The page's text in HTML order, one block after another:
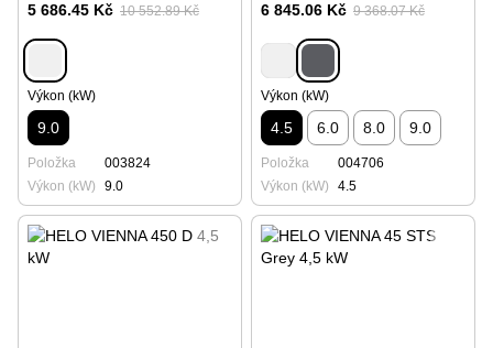
5 686.45 Kč 10 552.89 Kč
Výkon (kW)
9.0
Položka
003824
Výkon (kW)
9.0
6 845.06 Kč 9 368.07 Kč
Výkon (kW)
4.5 6.0 8.0 9.0
Položka
004706
Výkon (kW)
4.5